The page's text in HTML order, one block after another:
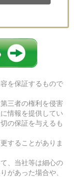
を保証するもので
三者の権利を侵害
情報を提供してい
の保証を与えるも
することがありま
、当社等は細心の
があった場合や、